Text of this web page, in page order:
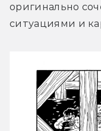
оригинально
ситуациями и